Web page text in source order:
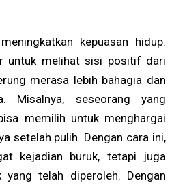
kepuasan hidup.
untuk melihat sisi positif dari
merasa lebih bahagia dan
Misalnya, seseorang yang
memilih untuk menghargai
setelah pulih. Dengan cara ini,
kejadian buruk, tetapi juga
yang telah diperoleh. Dengan